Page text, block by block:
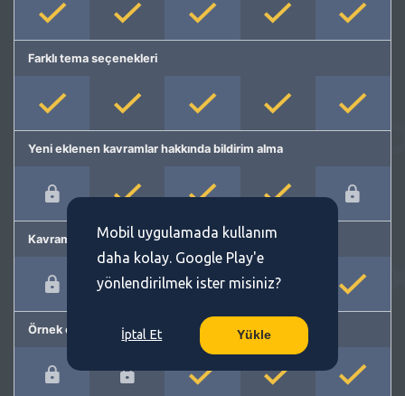
Farklı tema seçenekleri
Yeni eklenen kavramlar hakkında bildirim alma
Kavram önerme
Örnek cümleler
Mobil uygulamada kullanım
daha kolay. Google Play'e
yönlendirilmek ister misiniz?
İptal Et Yükle